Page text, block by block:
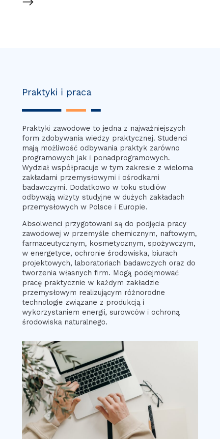
Praktyki i praca
Praktyki zawodowe to jedna z najważniejszych
form zdobywania wiedzy praktycznej. Studenci
mają możliwość odbywania praktyk zarówno
programowych jak i ponadprogramowych.
Wydział współpracuje w tym zakresie z wieloma
zakładami przemysłowymi i ośrodkami
badawczymi. Dodatkowo w toku studiów
odbywają wizyty studyjne w dużych zakładach
przemysłowych w Polsce i Europie.
Absolwenci przygotowani są do podjęcia pracy
zawodowej w przemyśle chemicznym, naftowym,
farmaceutycznym, kosmetycznym, spożywczym,
w energetyce, ochronie środowiska, biurach
projektowych, laboratoriach badawczych oraz do
tworzenia własnych firm. Mogą podejmować
pracę praktycznie w każdym zakładzie
przemysłowym realizującym różnorodne
technologie związane z produkcją i
wykorzystaniem energii, surowców i ochroną
środowiska naturalnego.